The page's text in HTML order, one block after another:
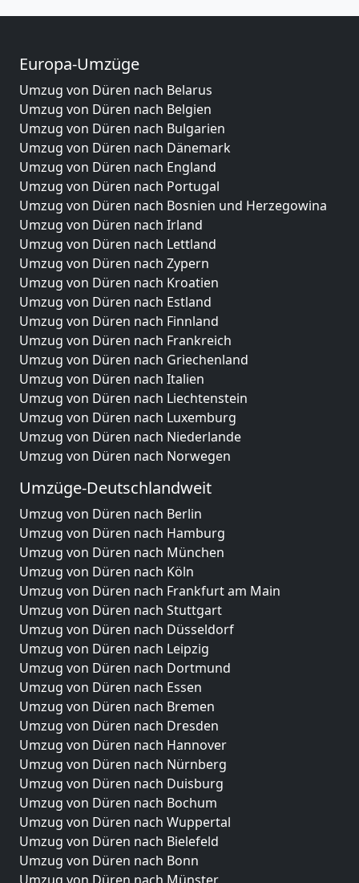
Europa-Umzüge
Umzug von Düren nach Belarus
Umzug von Düren nach Belgien
Umzug von Düren nach Bulgarien
Umzug von Düren nach Dänemark
Umzug von Düren nach England
Umzug von Düren nach Portugal
Umzug von Düren nach Bosnien und Herzegowina
Umzug von Düren nach Irland
Umzug von Düren nach Lettland
Umzug von Düren nach Zypern
Umzug von Düren nach Kroatien
Umzug von Düren nach Estland
Umzug von Düren nach Finnland
Umzug von Düren nach Frankreich
Umzug von Düren nach Griechenland
Umzug von Düren nach Italien
Umzug von Düren nach Liechtenstein
Umzug von Düren nach Luxemburg
Umzug von Düren nach Niederlande
Umzug von Düren nach Norwegen
Umzüge-Deutschlandweit
Umzug von Düren nach Berlin
Umzug von Düren nach Hamburg
Umzug von Düren nach München
Umzug von Düren nach Köln
Umzug von Düren nach Frankfurt am Main
Umzug von Düren nach Stuttgart
Umzug von Düren nach Düsseldorf
Umzug von Düren nach Leipzig
Umzug von Düren nach Dortmund
Umzug von Düren nach Essen
Umzug von Düren nach Bremen
Umzug von Düren nach Dresden
Umzug von Düren nach Hannover
Umzug von Düren nach Nürnberg
Umzug von Düren nach Duisburg
Umzug von Düren nach Bochum
Umzug von Düren nach Wuppertal
Umzug von Düren nach Bielefeld
Umzug von Düren nach Bonn